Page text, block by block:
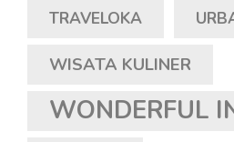
TRAVELOKA
WISATA KULINER
WONDERFUL